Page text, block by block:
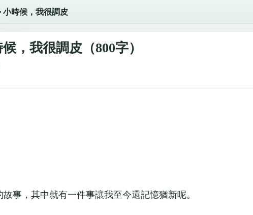
小時候，我很調皮
，我很調皮（800字）
事，其中就有一件事讓我至今還記憶猶新呢。